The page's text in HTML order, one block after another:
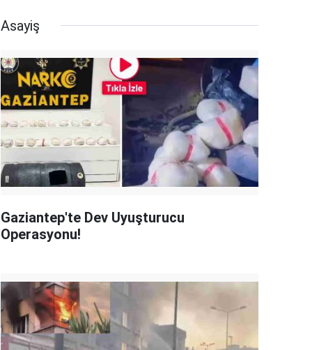
Asayiş
Gaziantep'te Dev Uyuşturucu
Operasyonu!